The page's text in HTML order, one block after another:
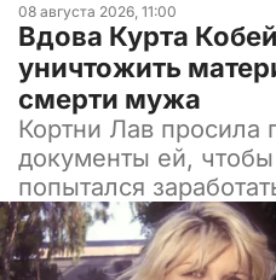
08 августа 2026, 11:00
Вдова Курта
уничтожить
смерти мужа
Кортни Лав просила
документы ей,
попытался